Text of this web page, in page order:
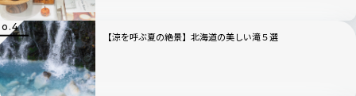
【涼を呼ぶ夏の絶景】北海道の美しい滝５選